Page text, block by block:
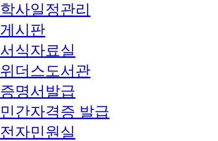
학사일정관리
게시판
서식자료실
위더스도서관
증명서발급
민간자격증 발급
전자민원실